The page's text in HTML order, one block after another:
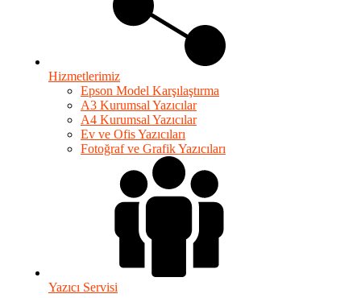
Hizmetlerimiz
Epson Model Karşılaştırma
A3 Kurumsal Yazıcılar
A4 Kurumsal Yazıcılar
Ev ve Ofis Yazıcıları
Fotoğraf ve Grafik Yazıcıları
Yazıcı Servisi